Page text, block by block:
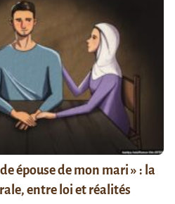
épouse de mon mari » : la
entre loi et réalités